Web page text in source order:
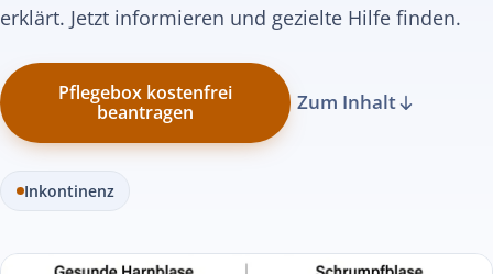
erklärt. Jetzt informieren und gezielte Hilfe finden.
Pflegebox kostenfrei
beantragen
Zum Inhalt
Inkontinenz